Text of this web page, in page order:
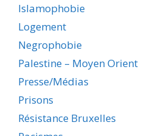
Islamophobie
Logement
Negrophobie
Palestine – Moyen Orient
Presse/Médias
Prisons
Résistance Bruxelles